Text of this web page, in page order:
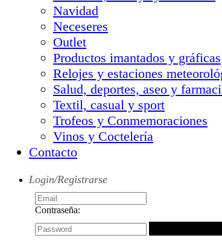
Navidad
Neceseres
Outlet
Productos imantados y gráficas
Relojes y estaciones
Salud, deportes, aseo y
Textil, casual y sport
Trofeos y Conmemoraciones
Vinos y Coctelería
Contacto
Login/Registrarse
Contraseña: